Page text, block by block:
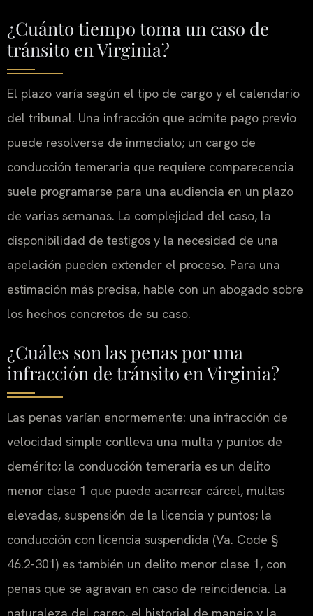
¿Cuánto tiempo toma un caso de
tránsito en Virginia?
El plazo varía según el tipo de cargo y el calendario
del tribunal. Una infracción que admite pago previo
puede resolverse de inmediato; un cargo de
conducción temeraria que requiere comparecencia
suele programarse para una audiencia en un plazo
de varias semanas. La complejidad del caso, la
disponibilidad de testigos y la necesidad de una
apelación pueden extender el proceso. Para una
estimación más precisa, hable con un abogado sobre
los hechos concretos de su caso.
¿Cuáles son las penas por una
infracción de tránsito en Virginia?
Las penas varían enormemente: una infracción de
velocidad simple conlleva una multa y puntos de
demérito; la conducción temeraria es un delito
menor clase 1 que puede acarrear cárcel, multas
elevadas, suspensión de la licencia y puntos; la
conducción con licencia suspendida (Va. Code §
46.2-301) es también un delito menor clase 1, con
penas que se agravan en caso de reincidencia. La